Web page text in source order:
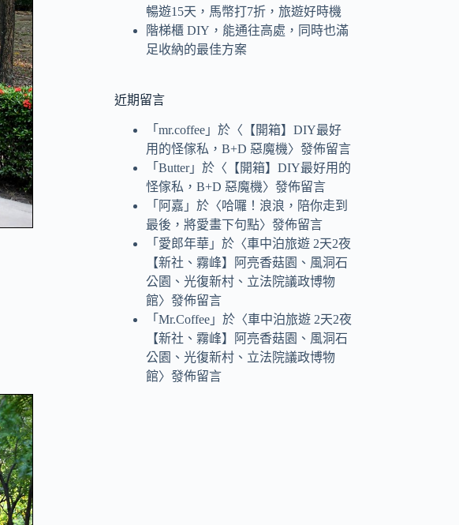
暢遊15天，馬幣打7折，旅遊好時機
階梯櫃 DIY，能通往高處，同時也滿
足收納的最佳方案
近期留言
「mr.coffee 」於〈 【開箱】DIY最好
用的怪傢私，B+D 惡魔機〉發佈留言
「Butter」於〈 【開箱】DIY最好用的
怪傢私，B+D 惡魔機〉發佈留言
「 阿嘉 」於〈哈囉！浪浪，陪你走到
最後，將愛畫下句點〉發佈留言
「 愛郎年華 」於〈車中泊旅遊 2天2夜
【新社、霧峰】阿亮香菇園、風洞石
公園、光復新村、立法院議政博物
館〉發佈留言
「Mr.Coffee 」於〈車中泊旅遊 2天2夜
【新社、霧峰】阿亮香菇園、風洞石
公園、光復新村、立法院議政博物
館〉發佈留言